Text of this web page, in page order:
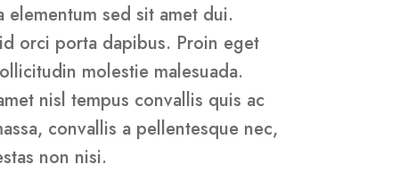
elementum sed sit amet dui.
orci porta dapibus. Proin eget
molestie malesuada.
nisl tempus convallis quis ac
convallis a pellentesque nec,
non nisi.